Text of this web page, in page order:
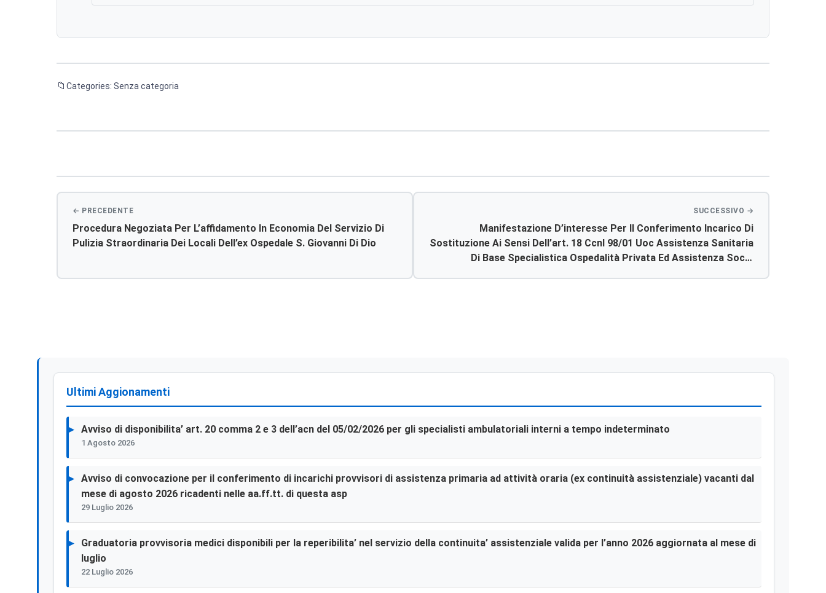
Categories: Senza categoria
articoli
Procedura Negoziata Per L’affidamento In Economia Del Servizio Di
Pulizia Straordinaria Dei Locali Dell’ex Ospedale S. Giovanni Di Dio
Manifestazione D’interesse Per Il Conferimento Incarico Di
Sostituzione Ai Sensi Dell’art. 18 Ccnl 98/01 Uoc Assistenza Sanitaria
Di Base Specialistica Ospedalità Privata Ed Assistenza Socio
Ultimi Aggionamenti
Avviso di disponibilita’ art. 20 comma 2 e 3 dell’acn del 05/02/2026 per gli specialisti ambulatoriali interni a tempo indeterminato
1 Agosto 2026
Avviso di convocazione per il conferimento di incarichi provvisori di assistenza primaria ad attività oraria (ex continuità assistenziale) vacanti dal
mese di agosto 2026 ricadenti nelle aa.ff.tt. di questa asp
29 Luglio 2026
Graduatoria provvisoria medici disponibili per la reperibilita’ nel servizio della continuita’ assistenziale valida per l’anno 2026 aggiornata al mese di
luglio
22 Luglio 2026